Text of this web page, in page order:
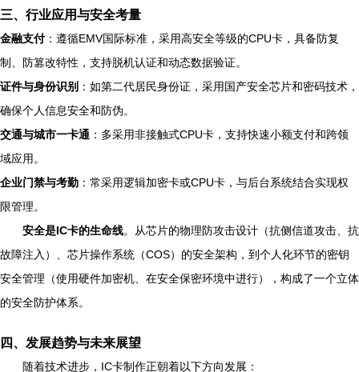
三、行业应用与安全考量
金融支付：遵循EMV国际标准，采用高安全等级的CPU卡，具备防复
制、防篡改特性，支持脱机认证和动态数据验证。
证件与身份识别 ：如第二代居民身份证，采用国产安全芯片和密码技术，
确保个人信息安全和防伪。
交通与城市一卡通 ：多采用非接触式CPU卡，支持快速小额支付和跨领
域应用。
企业门禁与考勤 ：常采用逻辑加密卡或CPU卡，与后台系统结合实现权
限管理。
安全是IC卡的生命线。从芯片的物理防攻击设计（抗侧信道攻击、抗
故障注入）、芯片操作系统（COS）的安全架构，到个人化环节的密钥
安全管理（使用硬件加密机、在安全保密环境中进行），构成了一个立体
的安全防护体系。
四、发展趋势与未来展望
随着技术进步，IC卡制作正朝着以下方向发展：